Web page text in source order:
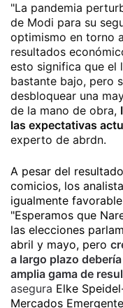
"La pandemia
de Modi para su
optimismo en torno
resultados
esto significa que el
bastante bajo, pero
desbloquear una
de la mano de obra,
las expectativas
experto de abrdn.
A pesar del
comicios, los
igualmente
"Esperamos que
las elecciones
abril y mayo, pero
a largo plazo
amplia gama de
asegura Elke
Mercados